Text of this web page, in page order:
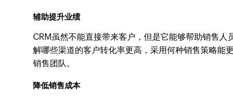
辅助提升业绩
CRM虽然不能直接带来客户，但是它能够帮助销售
解哪些渠道的客户转化率更高，采用何种销售策略
销售团队。
降低销售成本